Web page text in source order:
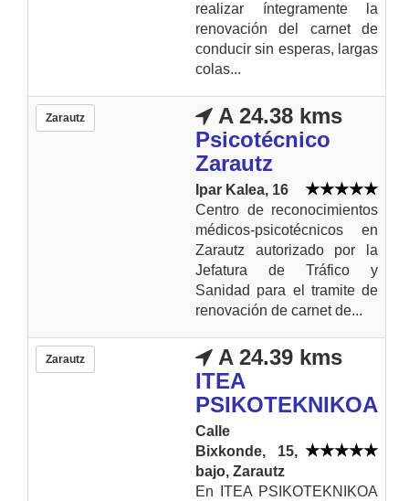
realizar íntegramente la
renovación del carnet de
conducir sin esperas, largas
colas...
Zarautz
A 24.38 kms
Psicotécnico
Zarautz
Ipar Kalea, 16
Centro de reconocimientos
médicos-psicotécnicos en
Zarautz autorizado por la
Jefatura de Tráfico y
Sanidad para el tramite de
renovación de carnet de...
Zarautz
A 24.39 kms
ITEA
PSIKOTEKNIKOA
Calle
Bixkonde, 15,
bajo, Zarautz
En ITEA PSIKOTEKNIKOA